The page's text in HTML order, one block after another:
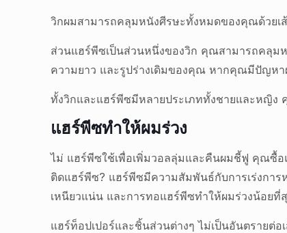
วิกผมสามารถคลุมหนังศีรษะทั้งหมดของคุณด้วย
ส่วนแฮร์พีซเป็นส่วนหนึ่งของวิก คุณสามารถคลุม
ความยาว และรูปร่างเดิมของคุณ หากคุณมีปัญห
ทั้งวิกและแฮร์พีซมีหลายประเภททั้งชายและหญิ
แฮร์พีซทำให้ผมร่วง
ไม่ แฮร์พีซใช้เพื่อเพิ่มวอลลุ่มและคืนผมชี้ฟู คุณซื้
ติดแฮร์พีซ? แฮร์พีซมีความสัมพันธ์กับการเร่งการ
เหนียวแน่น และการทอแฮร์พีซทำให้ผมร่วงน้อยที่
แฮร์ท็อปเปอร์และชิ้นส่วนต่างๆ ไม่เป็นอันตราย